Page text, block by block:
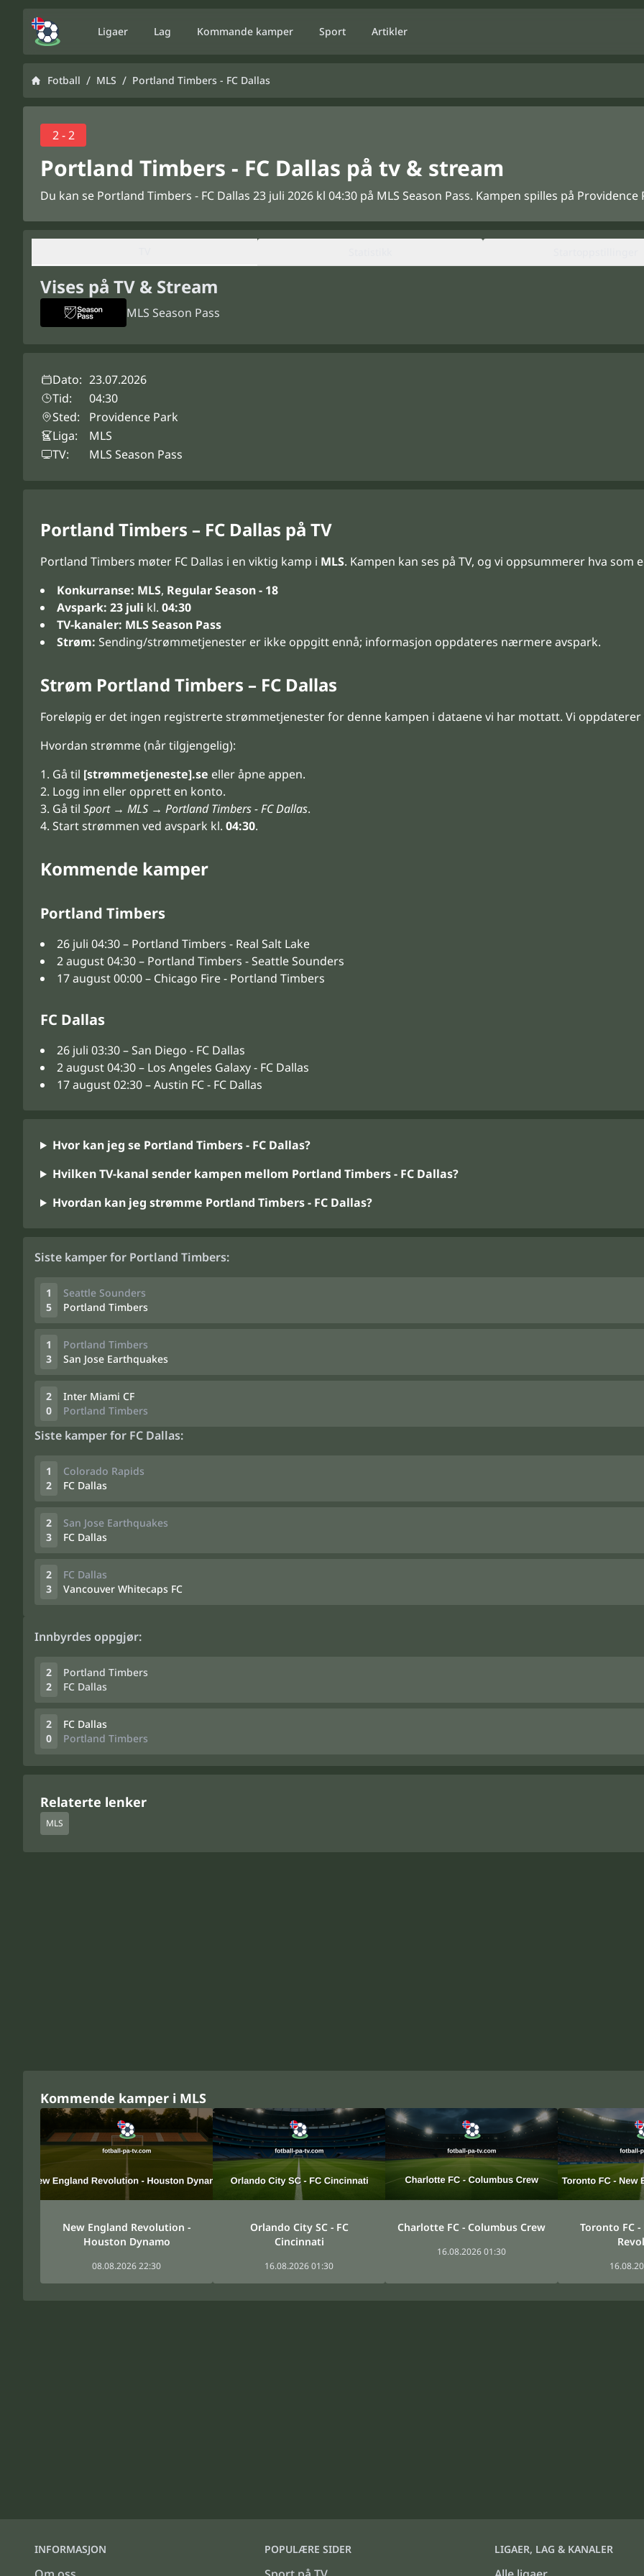
Ligaer Lag Kommande kamper Sport Artikler
Fotball / MLS / Portland Timbers - FC Dallas
2 - 2
Portland Timbers - FC Dallas på tv & stream
Du kan se Portland Timbers - FC Dallas 23 juli 2026 kl 04:30 på MLS Season Pass. Kampen spilles på
Vises på TV & Stream
MLS Season Pass
Dato: 23.07.2026
Tid:
04:30
Sted:
Providence Park
Liga:
MLS
TV:
MLS Season Pass
Portland Timbers – FC Dallas på TV
Portland Timbers møter FC Dallas i en viktig kamp i MLS. Kampen kan ses på TV, og vi oppsummerer hva
Konkurranse: MLS, Regular Season - 18
Avspark: 23 juli kl. 04:30
TV-kanaler: MLS Season Pass
Strøm: Sending/strømmetjenester er ikke oppgitt ennå; informasjon oppdateres nærmere avspark.
Strøm Portland Timbers – FC Dallas
Foreløpig er det ingen registrerte strømmetjenester for denne kampen i dataene vi har mottatt. Vi
Hvordan strømme (når tilgjengelig):
Gå til [strømmetjeneste].se eller åpne appen.
Logg inn eller opprett en konto.
Gå til Sport → MLS → Portland Timbers - FC Dallas.
Start strømmen ved avspark kl. 04:30.
Kommende kamper
Portland Timbers
26 juli 04:30 – Portland Timbers - Real Salt Lake
2 august 04:30 – Portland Timbers - Seattle Sounders
17 august 00:00 – Chicago Fire - Portland Timbers
FC Dallas
26 juli 03:30 – San Diego - FC Dallas
2 august 04:30 – Los Angeles Galaxy - FC Dallas
17 august 02:30 – Austin FC - FC Dallas
Hvor kan jeg se Portland Timbers - FC Dallas?
Hvilken TV-kanal sender kampen mellom Portland Timbers - FC Dallas?
Hvordan kan jeg strømme Portland Timbers - FC Dallas?
Siste kamper for Portland Timbers:
1
5
Seattle Sounders
Portland Timbers
1
3
Portland Timbers
San Jose Earthquakes
2
0
Inter Miami CF
Portland Timbers
Siste kamper for FC Dallas:
1
2
Colorado Rapids
FC Dallas
2
3
San Jose Earthquakes
FC Dallas
2
3
FC Dallas
Vancouver Whitecaps FC
Innbyrdes oppgjør:
2
2
Portland Timbers
FC Dallas
2
0
FC Dallas
Portland Timbers
Relaterte lenker
MLS
Kommende kamper i MLS
New England Revolution -
Houston Dynamo
08.08.2026 22:30
Orlando City SC - FC
Cincinnati
16.08.2026 01:30
Charlotte FC - Columbus Crew
16.08.2026 01:30
Toronto FC
INFORMASJON POPULÆRE SIDER LIGAER, LAG & KANALER